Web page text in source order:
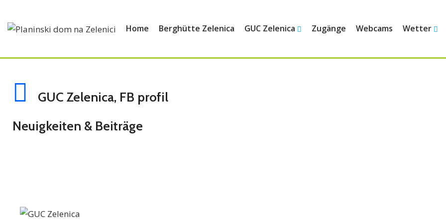
Home Berghütte Zelenica GUC Zelenica Zugänge Webcams Wetter
GUC Zelenica, FB profil
Neuigkeiten & Beiträge